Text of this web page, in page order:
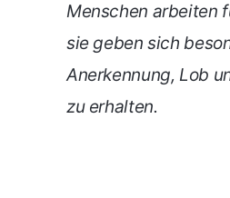
Menschen arbeiten
sie geben sich
Anerkennung, Lob
zu erhalten.